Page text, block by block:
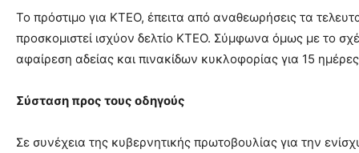
Το πρόστιμο για ΚΤΕΟ, έπειτα από αναθεωρήσεις τα
προσκομιστεί ισχύον δελτίο ΚΤΕΟ. Σύμφωνα όμως με το
αφαίρεση αδείας και πινακίδων κυκλοφορίας για 15
Σύσταση προς τους οδηγούς
Σε συνέχεια της κυβερνητικής πρωτοβουλίας για την